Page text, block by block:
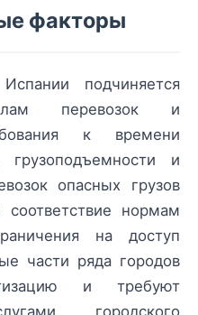
факторы
подчиняется
перевозок и
к времени
грузоподъемности и
опасных грузов
соответствие нормам
на доступ
части ряда городов
и требуют